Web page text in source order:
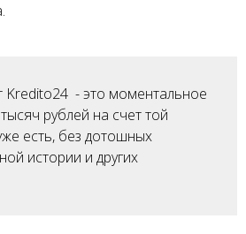
Kredito24 - это моментальное
рублей на счет той
есть, без дотошных
истории и других